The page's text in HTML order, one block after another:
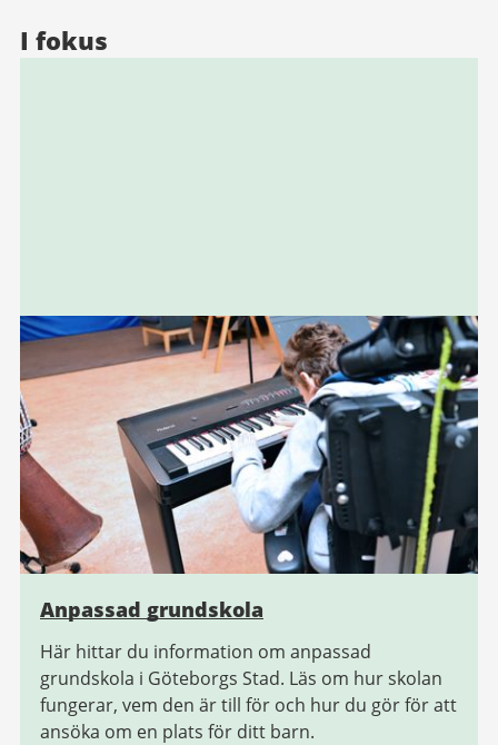
I fokus
Anpassad grundskola
Här hittar du information om anpassad
grundskola i Göteborgs Stad. Läs om hur skolan
fungerar, vem den är till för och hur du gör för att
ansöka om en plats för ditt barn.